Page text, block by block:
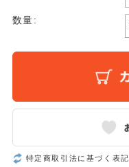
数量:
特定商取引法に基づく表